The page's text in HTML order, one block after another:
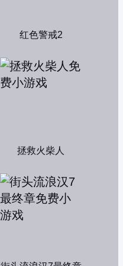
红色警戒2
拯救火柴人